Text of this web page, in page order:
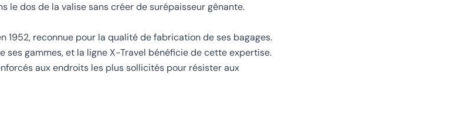
le dos de la valise sans créer de surépaisseur gênante.
1952, reconnue pour la qualité de fabrication de ses bagages.
ses gammes, et la ligne X-Travel bénéficie de cette expertise.
aux endroits les plus sollicités pour résister aux